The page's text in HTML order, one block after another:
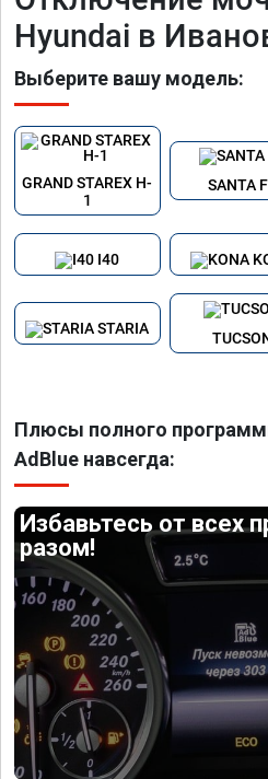
Hyundai в
Выберите вашу модель:
GRAND STAREX H-
1
SANTA
I40
STARIA
Плюсы полного
AdBlue навсегда:
Избавьтесь от всех
разом!